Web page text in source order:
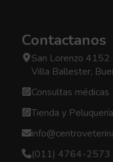
Contactanos
San Lorenzo 4152
Villa Ballester,
Consultas médicas
Tienda y Peluquería
(011) 4764-2573